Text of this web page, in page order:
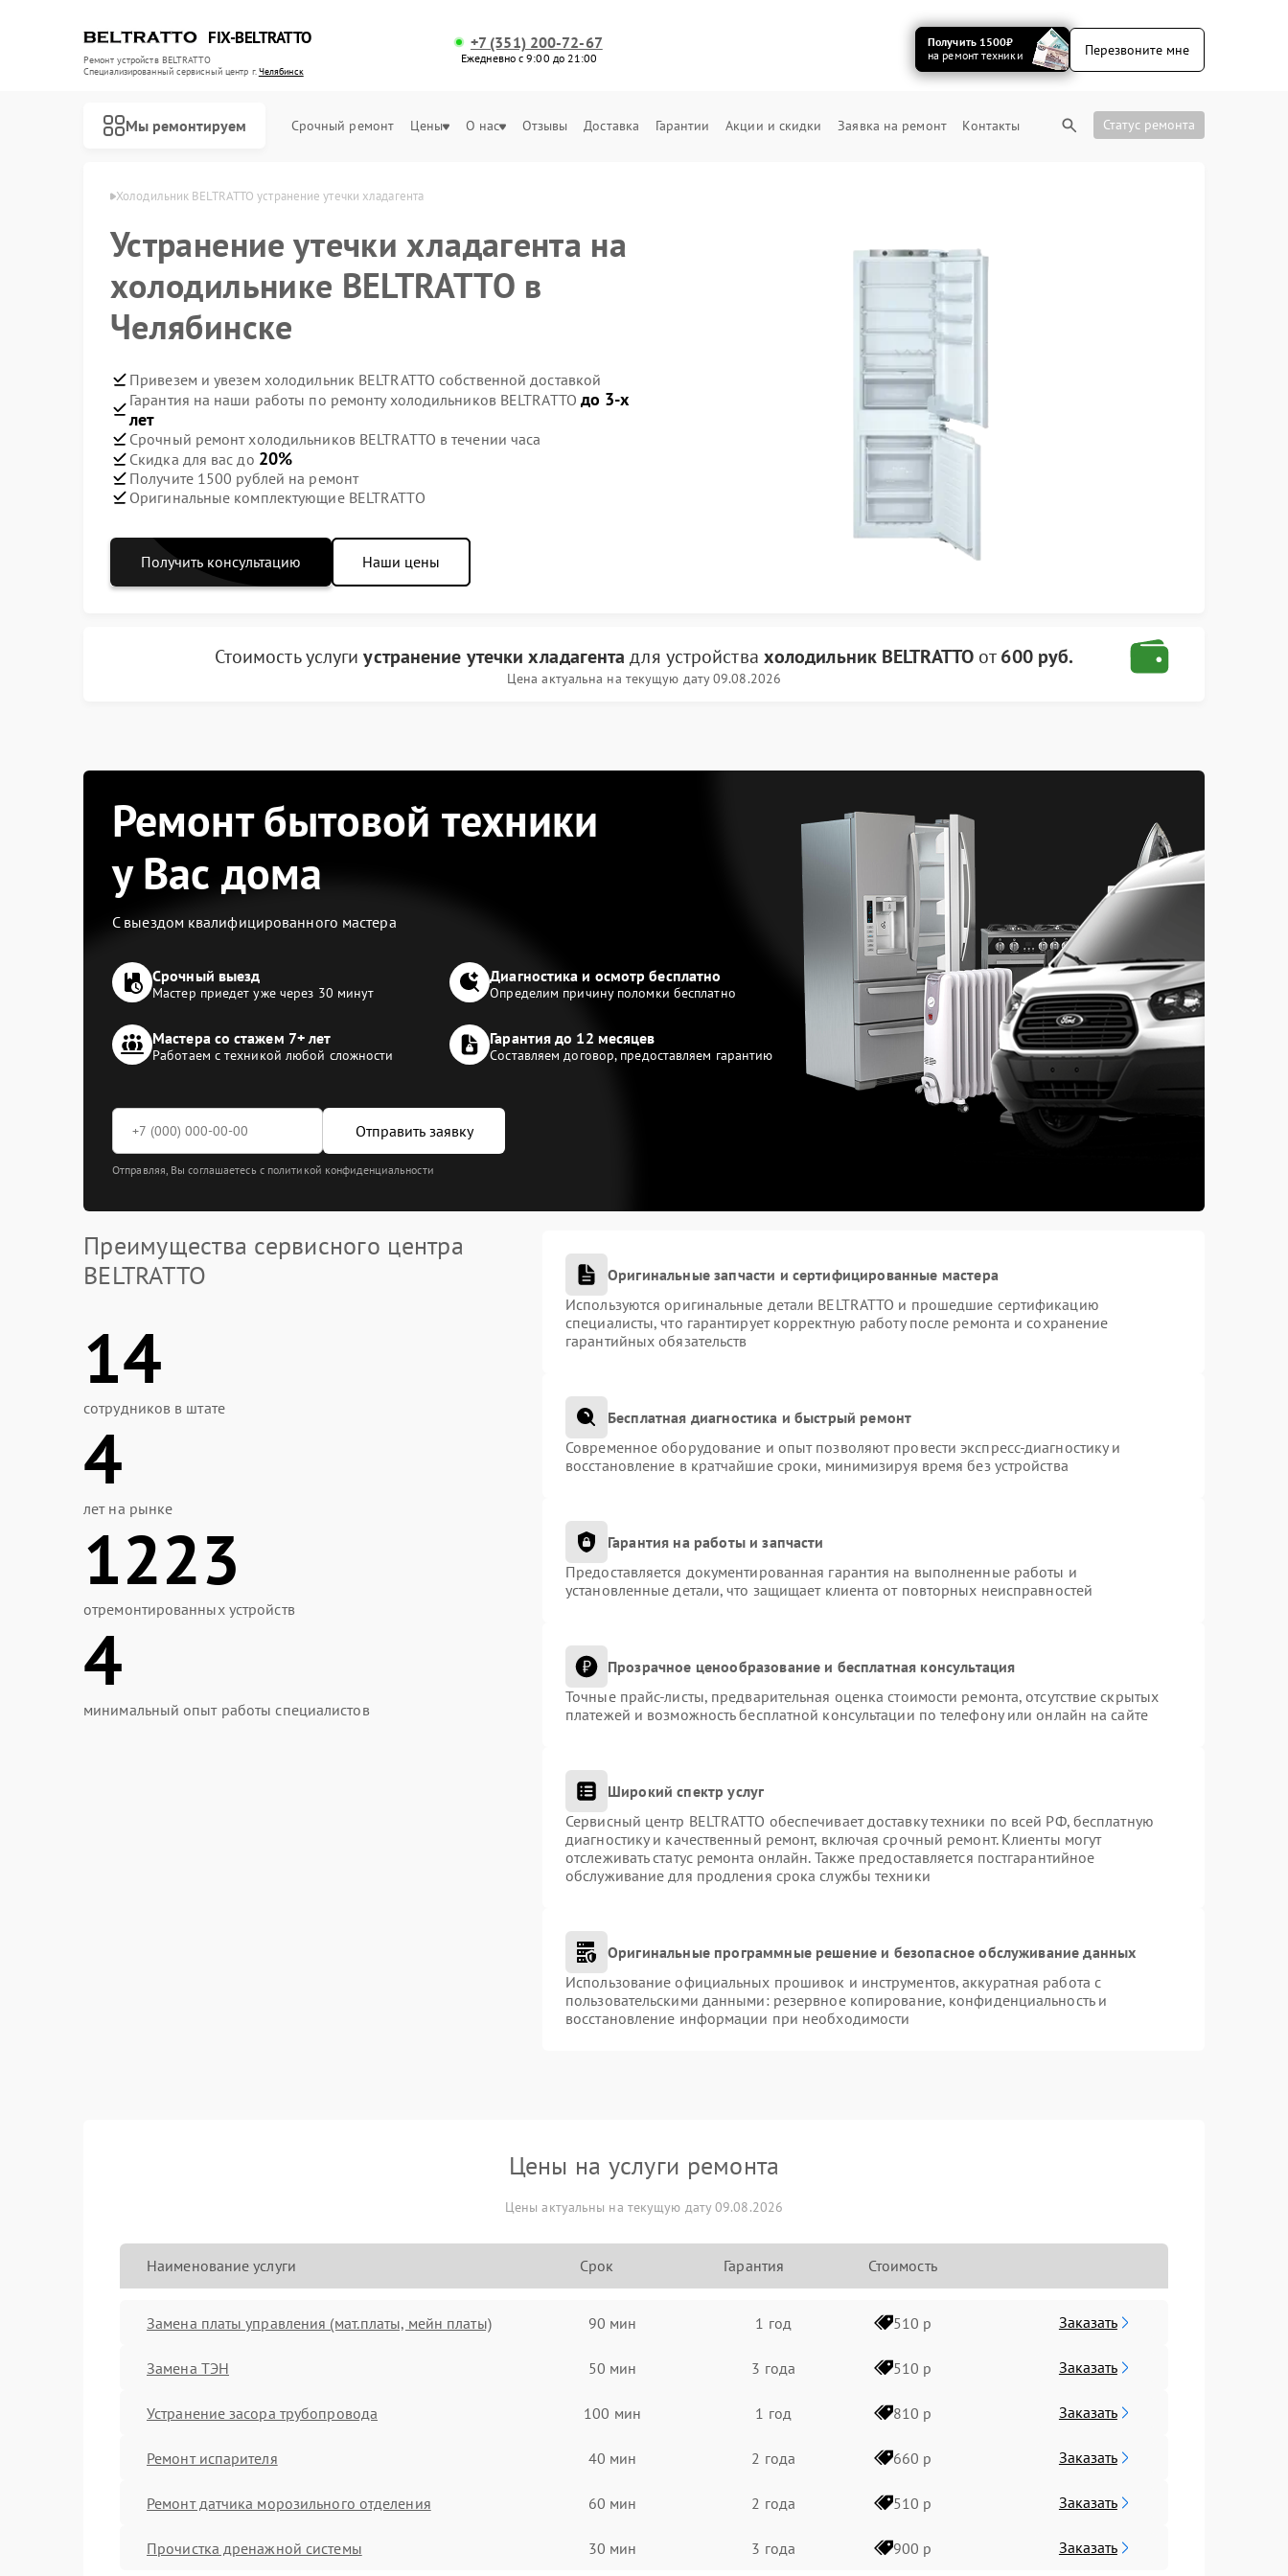
FIX-BELTRATTO
Ремонт устройств BELTRATTO
Специализированный cервисный центр г.Челябинск
+7 (351) 200-72-67
Ежедневно с 9:00 до 21:00
Получить 1500₽
на ремонт техники
Перезвоните мне
Мы ремонтируем Срочный ремонт Цены О нас Отзывы Доставка Гарантии Акции и скидки Заявка на ремонт Контакты Статус ремонта
в Челябинске Холодильник BELTRATTO устранение утечки хладагента
Устранение утечки хладагента на
холодильнике BELTRATTO в
Челябинске
Привезем и увезем холодильник BELTRATTO собственной доставкой
Гарантия на наши работы по ремонту холодильников BELTRATTO до 3-х
лет
Срочный ремонт холодильников BELTRATTO в течении часа
Скидка для вас до 20%
Получите 1500 рублей на ремонт
Оригинальные комплектующие BELTRATTO
Получить консультацию Наши цены
Стоимость услугиустранение утечки хладагента для устройства холодильник BELTRATTO от600 руб.
Цена актуальна на текущую дату 09.08.2026
Ремонт бытовой техники
у Вас дома
С выездом квалифицированного мастера
Срочный выезд
Мастер приедет уже через 30 минут
Диагностика и осмотр бесплатно
Определим причину поломки бесплатно
Мастера со стажем 7+ лет
Работаем с техникой любой сложности
Гарантия до 12 месяцев
Составляем договор, предоставляем гарантию
Отправить заявку
Отправляя, Вы соглашаетесь с политикой конфиденциальности
Преимущества сервисного центра
BELTRATTO
14
сотрудников в штате
4
лет на рынке
1223
отремонтированных устройств
4
минимальный опыт работы специалистов
Оригинальные запчасти и сертифицированные мастера
Используются оригинальные детали BELTRATTO и прошедшие сертификацию
специалисты, что гарантирует корректную работу после ремонта и сохранение
гарантийных обязательств
Бесплатная диагностика и быстрый ремонт
Современное оборудование и опыт позволяют провести экспресс-диагностику и
восстановление в кратчайшие сроки, минимизируя время без устройства
Гарантия на работы и запчасти
Предоставляется документированная гарантия на выполненные работы и
установленные детали, что защищает клиента от повторных неисправностей
Прозрачное ценообразование и бесплатная консультация
Точные прайс-листы, предварительная оценка стоимости ремонта, отсутствие скрытых
платежей и возможность бесплатной консультации по телефону или онлайн на сайте
Широкий спектр услуг
Сервисный центр BELTRATTO обеспечивает доставку техники по всей РФ, бесплатную
диагностику и качественный ремонт, включая срочный ремонт. Клиенты могут
отслеживать статус ремонта онлайн. Также предоставляется постгарантийное
обслуживание для продления срока службы техники
Оригинальные программные решение и безопасное обслуживание данных
Использование официальных прошивок и инструментов, аккуратная работа с
пользовательскими данными: резервное копирование, конфиденциальность и
восстановление информации при необходимости
Цены на услуги ремонта
Цены актуальны на текущую дату 09.08.2026
Наименование услуги Срок Гарантия Стоимость
Замена платы управления (мат.платы, мейн платы) 90 мин 1 год 510 р Заказать
Замена ТЭН 50 мин 3 года 510 р Заказать
Устранение засора трубопровода 100 мин 1 год 810 р Заказать
Ремонт испарителя 40 мин 2 года 660 р Заказать
Ремонт датчика морозильного отделения 60 мин 2 года 510 р Заказать
Прочистка дренажной системы 30 мин 3 года 900 р Заказать